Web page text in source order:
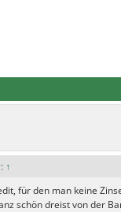
↑
für den man keine
schön dreist von der